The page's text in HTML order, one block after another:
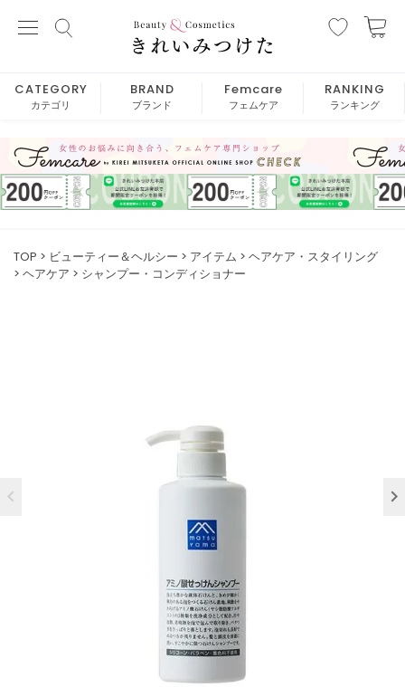
CATEGORY
カテゴリ
BRAND
ブランド
Femcare
フェムケア
RANKING
ランキング
TOP ビューティー＆ヘルシー アイテム
ヘアケア・スタイリング
ヘアケア
シャンプー・コンディショナー